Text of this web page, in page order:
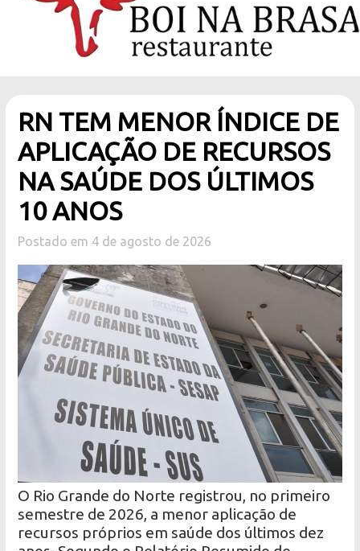
RN TEM MENOR ÍNDICE DE
APLICAÇÃO DE RECURSOS
NA SAÚDE DOS ÚLTIMOS
10 ANOS
Postado em 4 de agosto de 2026
O Rio Grande do Norte registrou, no primeiro
semestre de 2026, a menor aplicação de
recursos próprios em saúde dos últimos dez